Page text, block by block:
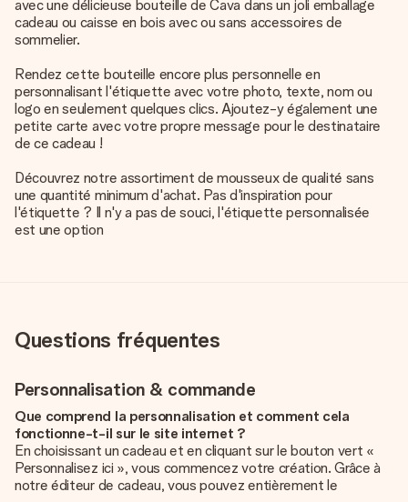
avec une délicieuse bouteille de Cava dans un joli emballage
cadeau ou caisse en bois avec ou sans accessoires de
sommelier.
Rendez cette bouteille encore plus personnelle en
personnalisant l'étiquette avec votre photo, texte, nom ou
logo en seulement quelques clics. Ajoutez-y également une
petite carte avec votre propre message pour le destinataire
de ce cadeau !
Découvrez notre assortiment de mousseux de qualité sans
une quantité minimum d'achat. Pas d'inspiration pour
l'étiquette ? Il n'y a pas de souci, l'étiquette personnalisée
est une option
Questions fréquentes
Personnalisation & commande
Que comprend la personnalisation et comment cela
fonctionne-t-il sur le site internet ?
En choisissant un cadeau et en cliquant sur le bouton vert «
Personnalisez ici », vous commencez votre création. Grâce à
notre éditeur de cadeau, vous pouvez entièrement le